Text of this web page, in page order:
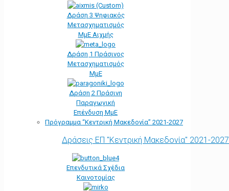
Δράση 3 Ψηφιακός
Μετασχηματισμός
ΜμΕ Αιχμής
Δράση 1 Πράσινος
Μετασχηματισμός
ΜμΕ
Δράση 2 Πράσινη
Παραγωγική
Επένδυση ΜμΕ
Πρόγραμμα “Κεντρική Μακεδονία” 2021-2027
Δράσεις ΕΠ "Κεντρική Μακεδονία" 2021-2027
Επενδυτικά Σχέδια
Καινοτομίας